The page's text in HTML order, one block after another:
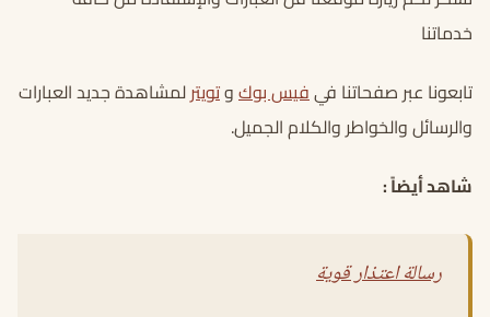
خدماتنا
تابعونا عبر صفحاتنا فيفيس بوكوتويترلمشاهدة جديد العبارات
والرسائل والخواطر والكلام الجميل.
شاهد أيضاً :
رسالة اعتذار قوية